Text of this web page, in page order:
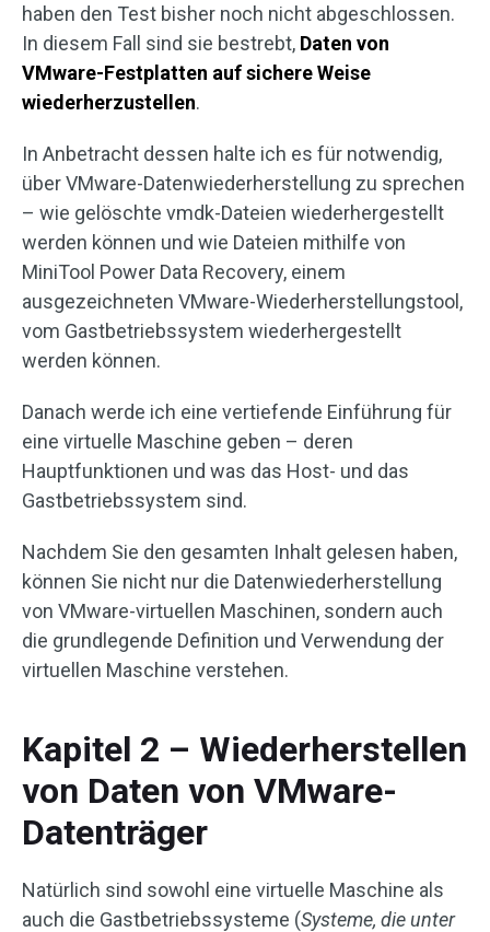
haben den Test bisher noch nicht abgeschlossen.
In diesem Fall sind sie bestrebt, Daten von
VMware-Festplatten auf sichere Weise
wiederherzustellen.
In Anbetracht dessen halte ich es für notwendig,
über VMware-Datenwiederherstellung zu sprechen
– wie gelöschte vmdk-Dateien wiederhergestellt
werden können und wie Dateien mithilfe von
MiniTool Power Data Recovery, einem
ausgezeichneten VMware-Wiederherstellungstool,
vom Gastbetriebssystem wiederhergestellt
werden können.
Danach werde ich eine vertiefende Einführung für
eine virtuelle Maschine geben – deren
Hauptfunktionen und was das Host- und das
Gastbetriebssystem sind.
Nachdem Sie den gesamten Inhalt gelesen haben,
können Sie nicht nur die Datenwiederherstellung
von VMware-virtuellen Maschinen, sondern auch
die grundlegende Definition und Verwendung der
virtuellen Maschine verstehen.
Kapitel 2 – Wiederherstellen
von Daten von VMware-
Datenträger
Natürlich sind sowohl eine virtuelle Maschine als
auch die Gastbetriebssysteme (Systeme, die unter